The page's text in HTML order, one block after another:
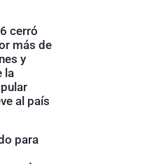
cerró
más de
y
la
al país
para